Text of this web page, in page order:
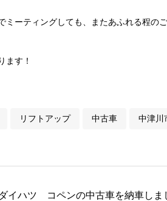
ミーティングしても、またあふれる程の
ます！
リフトアップ 中古車 中津川
ダイハツ コペンの中古車を納車しま